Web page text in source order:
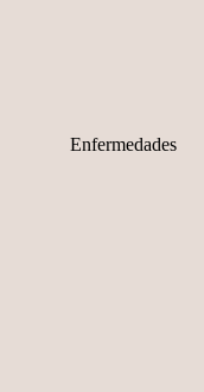
Enfermedades